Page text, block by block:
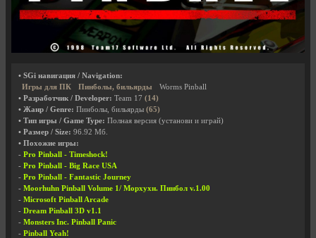
• SGi навигация / Navigation:
Игры для ПК
Пинболы, бильярды
Worms Pinball
• Разработчик / Developer: Team 17 (14)
• Жанр / Genre: Пинболы, бильярды (65)
• Тип игры / Game Type: Полная версия (установи и играй)
• Размер / Size: 96.92 Мб.
• Похожие игры:
- Pro Pinball - Timeshock!
- Pro Pinball - Big Race USA
- Pro Pinball - Fantastic Journey
- Moorhuhn Pinball Volume 1/ Морхухн. Пинбол v.1.00
- Microsoft Pinball Arcade
- Dream Pinball 3D v1.1
- Monsters Inc. Pinball Panic
- Pinball Yeah!